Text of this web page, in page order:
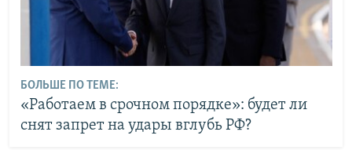
БОЛЬШЕ ПО ТЕМЕ:
«Работаем в срочном порядке»: будет ли
снят запрет на удары вглубь РФ?